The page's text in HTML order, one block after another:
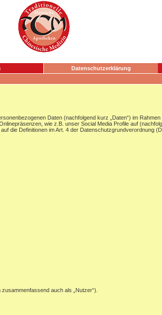
Datenschutzerklärung
Daten (nachfolgend kurz „Daten“) im
wie z.B. unser Social Media Profile auf
die Definitionen im Art. 4 der Datenschutzgrundverordnung
auch als „Nutzer“).